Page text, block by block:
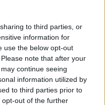
to third parties, or
information for
use the below opt-out
note that after your
continue seeing
information utilized by
to third parties prior to
out of the further
own threads or
need to register for
next visit!CLICK